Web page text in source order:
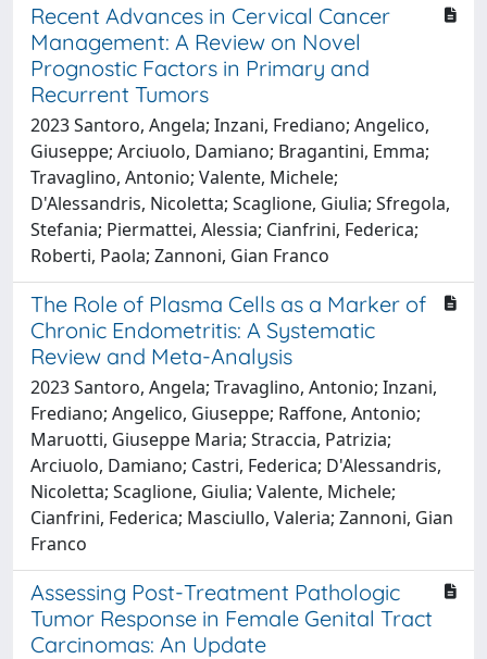
Recent Advances in Cervical Cancer
Management: A Review on Novel
Prognostic Factors in Primary and
Recurrent Tumors
2023 Santoro, Angela; Inzani, Frediano; Angelico,
Giuseppe; Arciuolo, Damiano; Bragantini, Emma;
Travaglino, Antonio; Valente, Michele;
D'Alessandris, Nicoletta; Scaglione, Giulia; Sfregola,
Stefania; Piermattei, Alessia; Cianfrini, Federica;
Roberti, Paola; Zannoni, Gian Franco
The Role of Plasma Cells as a Marker of
Chronic Endometritis: A Systematic
Review and Meta-Analysis
2023 Santoro, Angela; Travaglino, Antonio; Inzani,
Frediano; Angelico, Giuseppe; Raffone, Antonio;
Maruotti, Giuseppe Maria; Straccia, Patrizia;
Arciuolo, Damiano; Castri, Federica; D'Alessandris,
Nicoletta; Scaglione, Giulia; Valente, Michele;
Cianfrini, Federica; Masciullo, Valeria; Zannoni, Gian
Franco
Assessing Post-Treatment Pathologic
Tumor Response in Female Genital Tract
Carcinomas: An Update